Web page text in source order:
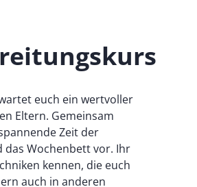
euch ein wertvoller
Eltern. Gemeinsam
Zeit der
das Wochenbett vor. Ihr
kennen, die euch
auch in anderen